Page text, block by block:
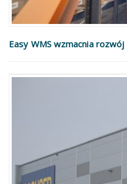
Easy WMS wzmacnia